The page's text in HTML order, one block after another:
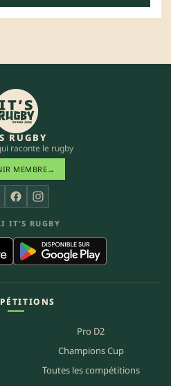
RUGBY
raconte le rugby
MEMBRE→
FacebookInstagram
IT’S RUGBY
Pro D2
Champions Cup
Toutes les compétitions